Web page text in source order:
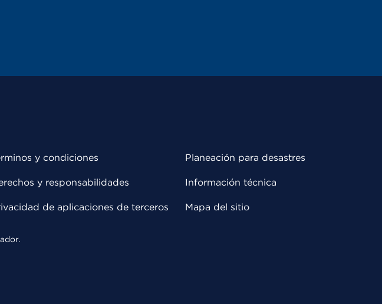
y condiciones
y responsabilidades
de aplicaciones de terceros
Planeación para desastres
Información técnica
Mapa del sitio